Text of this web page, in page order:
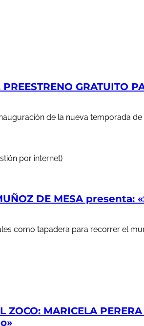
GRATUITO
de la nueva temporada
por internet)
DE MESA presenta:
como tapadera para recorrer el
ZOCO: MARICELA